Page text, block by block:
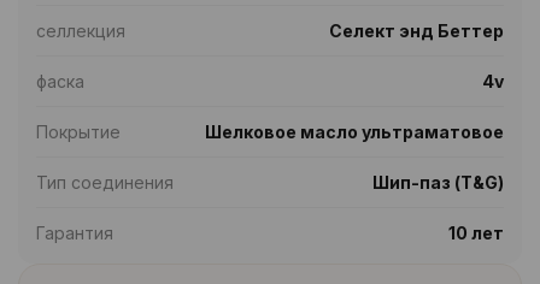
селлекция Селект энд Беттер
фаска 4v
Покрытие Шелковое масло ультраматовое
Тип соединения Шип-паз (T&G)
Гарантия 10 лет